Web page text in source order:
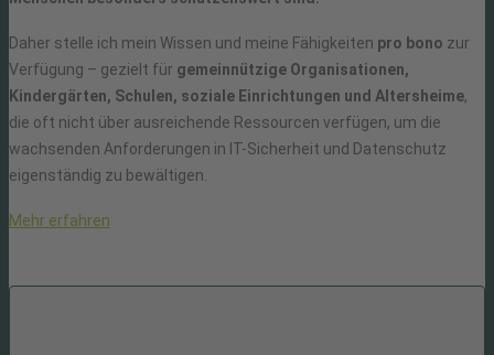
Daher stelle ich mein Wissen und meine Fähigkeiten pro bono zur
Verfügung – gezielt für gemeinnützige Organisationen,
Kindergärten, Schulen, soziale Einrichtungen und Altersheime,
die oft nicht über ausreichende Ressourcen verfügen, um die
wachsenden Anforderungen in IT-Sicherheit und Datenschutz
eigenständig zu bewältigen.
Mehr erfahren